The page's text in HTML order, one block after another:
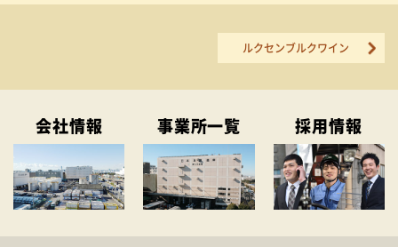
ルクセンブルクワイン
会社情報 事業所一覧 採用情報